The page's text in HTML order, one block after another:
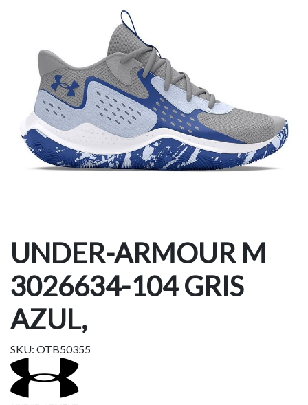
UNDER-ARMOUR M
3026634-104 GRIS
AZUL,
SKU: OTB50355